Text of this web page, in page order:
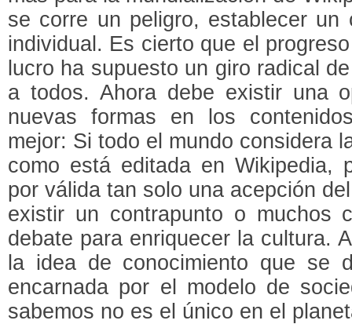
se corre un peligro, establecer un
individual. Es cierto que el
lucro ha supuesto un giro radical
a todos. Ahora debe existir una
nuevas formas en los
mejor: Si todo el mundo considera
como está editada en Wikipedia,
por válida tan solo una acepción
existir un contrapunto o muchos
debate para enriquecer la cultura.
la idea de conocimiento que se
encarnada por el modelo de
sabemos no es el único en el